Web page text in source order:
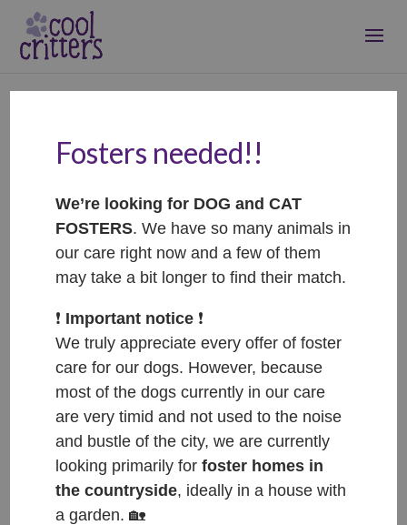
Blackie & Miranda –
ADOPTOVANÍ / ADOPTED
Adopted
Fosters needed!!
We’re looking for DOG and CAT
FOSTERS. We have so many animals in
our care right now and a few of them
may take a bit longer to find their match.
❗️ Important notice ❗️
We truly appreciate every offer of foster
care for our dogs. However, because
most of the dogs currently in our care
are very timid and not used to the noise
and bustle of the city, we are currently
looking primarily forfoster homes in
the countryside, ideally in a house with
a garden. 🏡